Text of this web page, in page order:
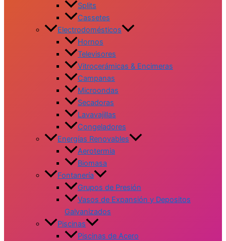
Splits
Cassetes
Electrodomésticos
Hornos
Televisores
Vitrocerámicas & Encimeras
Campanas
Microondas
Secadoras
Lavavajillas
Congeladores
Energías Renovables
Aerotermia
Biomasa
Fontanería
Grupos de Presión
Vasos de Expansión y Depositos
Galvanizados
Piscinas
Piscinas de Acero